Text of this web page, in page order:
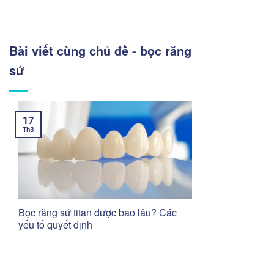
Bài viết cùng chủ đề - bọc răng
sứ
Bọc răng sứ titan được bao lâu? Các
yếu tố quyết định
17
Th3